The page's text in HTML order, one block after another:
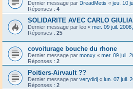
Dernier message par DreadMetis « jeu. 10
Réponses : 4
SOLIDARITE AVEC CARLO
Dernier message par leo « mer. 09 juil.
Réponses : 25
covoiturage bouche du rhone
Dernier message par monxy « mer. 09 juil.
Réponses : 2
Poitiers-Airvault ??
Dernier message par verydidj « lun. 07 juil.
Réponses : 2